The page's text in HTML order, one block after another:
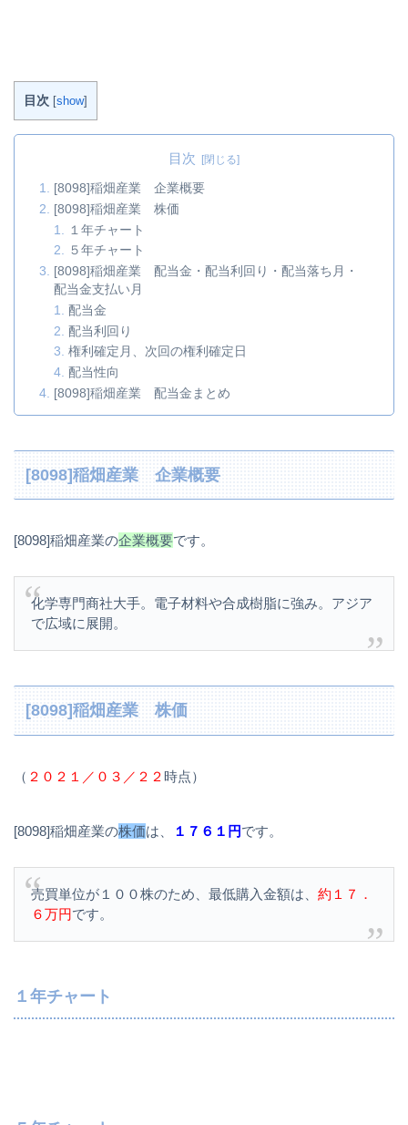
目次 [show]
目次
[8098]稲畑産業 企業概要
[8098]稲畑産業 株価
１年チャート
５年チャート
[8098]稲畑産業 配当金・配当利回り・配当落ち月・
配当金支払い月
配当金
配当利回り
権利確定月、次回の権利確定日
配当性向
[8098]稲畑産業 配当金まとめ
[8098]稲畑産業 企業概要
[8098]稲畑産業の企業概要です。
化学専門商社大手。電子材料や合成樹脂に強み。アジア
で広域に展開。
[8098]稲畑産業 株価
（ ２０２１／０３／２２時点）
[8098]稲畑産業の株価は、 １７６１円です。
売買単位が１００株のため、最低購入金額は、 約１７．
６万円です。
１年チャート